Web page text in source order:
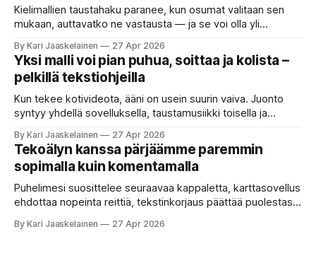
valikoima, joka muistuttaa sovelluskauppaa steroideilla.
Jokainen ”tekoälyagentti” lupaa paljon
Kielimallien taustahaku paranee, kun osumat valitaan sen
mukaan, auttavatko ne vastausta — ja se voi olla yli
että kysyt työpaikan chat-robotilta: “Mitä viime kuun
kokouspäiväkirjassa päätettiin etätyöpäivistä?” Robotti
selaa arkistoja ja poimii sinulle pätkän, jossa toistellaan, mitä
etätyö tarkoittaa. Teksti on aiheeltaan lähellä kysymystä,
By Kari Jaaskelainen 27 Apr 2026
Yksi malli voi pian puhua, soittaa ja kolista –
pelkillä tekstiohjeilla
Kun tekee kotivideota, ääni on usein suurin vaiva. Juonto
syntyy yhdellä sovelluksella, taustamusiikki toisella ja
erilaisia komentoja, eikä mikään niistä oikein “puhu”
toistensa kanssa. Lopputulos on pienen palapelityön tulos.
Vuosia on ajateltu, että näin tämän kuuluukin mennä. Puhe
on sanoja ja lauseita – hyvin jäsenneltyä.
By Kari Jaaskelainen 27 Apr 2026
Tekoälyn kanssa pärjäämme paremmin
sopimalla kuin komentamalla
Puhelimesi suosittelee seuraavaa kappaletta, karttasovellus
ehdottaa nopeinta reittiä, tekstinkorjaus päättää puolestasi,
tottelee sinua sokeasti. Useammin huomaat itse
By Kari Jaaskelainen 27 Apr 2026